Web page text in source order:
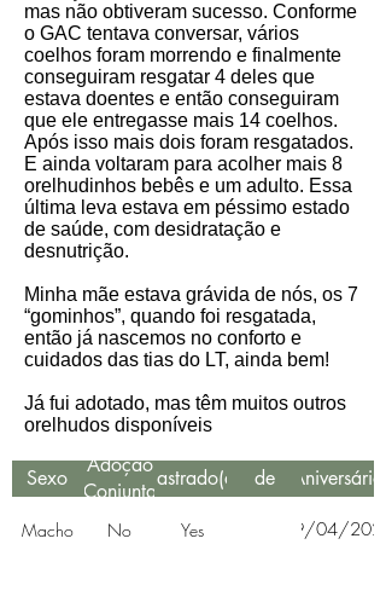
mas não obtiveram sucesso. Conforme
o GAC tentava conversar, vários
coelhos foram morrendo e finalmente
conseguiram resgatar 4 deles que
estava doentes e então conseguiram
que ele entregasse mais 14 coelhos.
Após isso mais dois foram resgatados.
E ainda voltaram para acolher mais 8
orelhudinhos bebês e um adulto. Essa
última leva estava em péssimo estado
de saúde, com desidratação e
desnutrição.
Minha mãe estava grávida de nós, os 7
“gominhos”, quando foi resgatada,
então já nascemos no conforto e
cuidados das tias do LT, ainda bem!
Já fui adotado, mas têm muitos outros
orelhudos disponíveis
Sexo
Adoção
Conjunta
Castrado(a)
de
Resgate
Aniversário
Macho No Yes 29/04/2020